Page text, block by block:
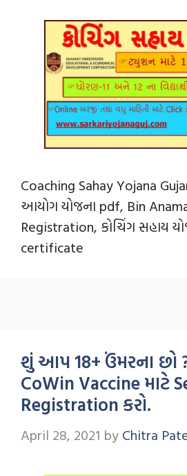
Coaching Sahay Yojana
આયોગ યોજના pdf, Bin
Registration, કોચિંગ સહાય
certificate
શું આપ 18+ ઉંમરના છો
CoWin Vaccine માટે
Registration કરો.
April 28, 2021 by Chitra